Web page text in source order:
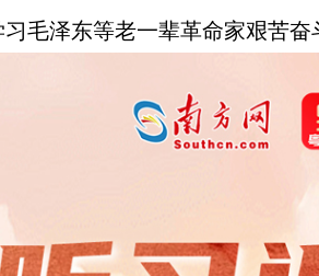
毛泽东等老一辈革命家艰苦奋